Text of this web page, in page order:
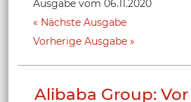
Ausgabe vom 06.11.2020
Nächste Ausgabe
Vorherige Ausgabe
Alibaba Group: